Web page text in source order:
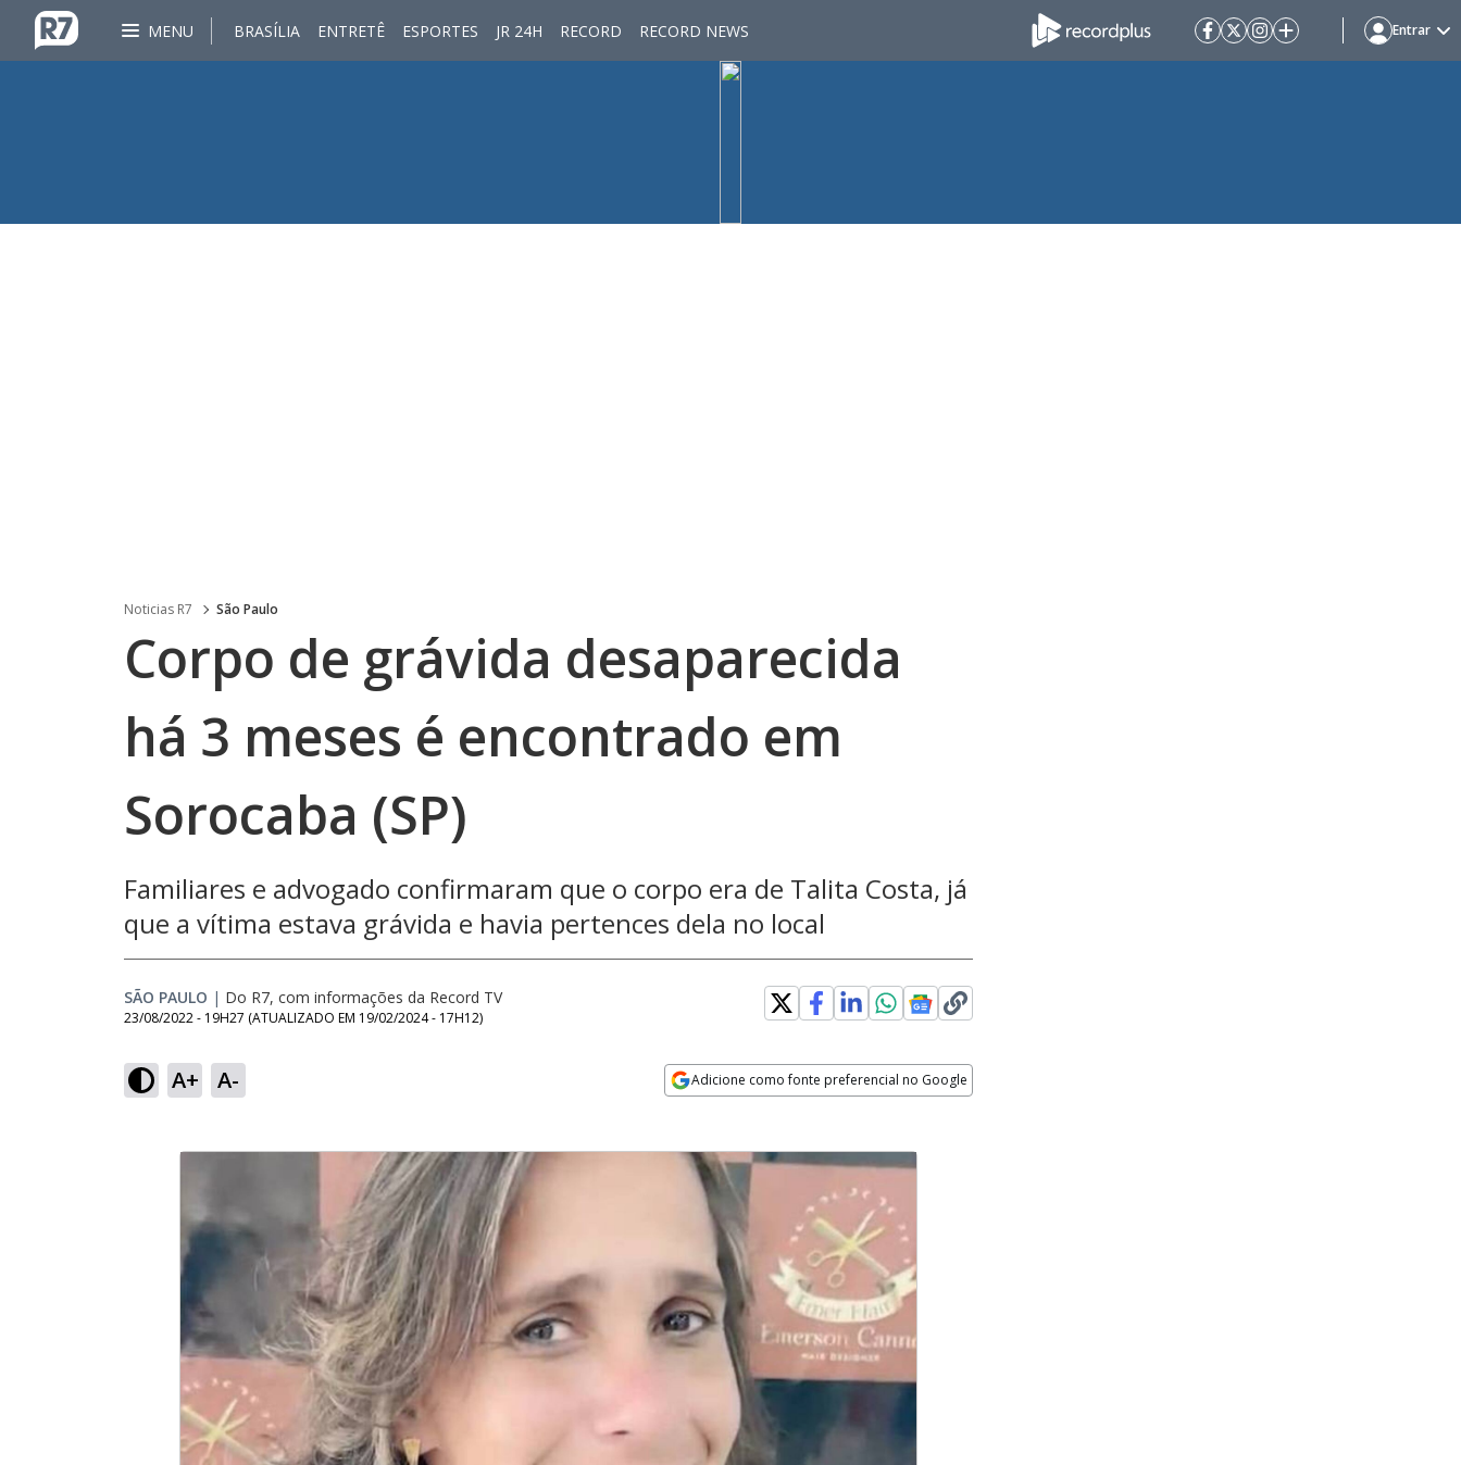
MENU BRASÍLIA ENTRETÊ ESPORTES JR 24H RECORD RECORD NEWS Entrar
Noticias R7 São Paulo
Corpo de grávida desaparecida
há 3 meses é encontrado em
Sorocaba (SP)
Familiares e advogado confirmaram que o corpo era de Talita Costa, já
que a vítima estava grávida e havia pertences dela no local
SÃO PAULO | Do R7, com informações da Record TV
23/08/2022 - 19H27 (ATUALIZADO EM 19/02/2024 - 17H12)
A+ A- Adicione como fonte preferencial no Google